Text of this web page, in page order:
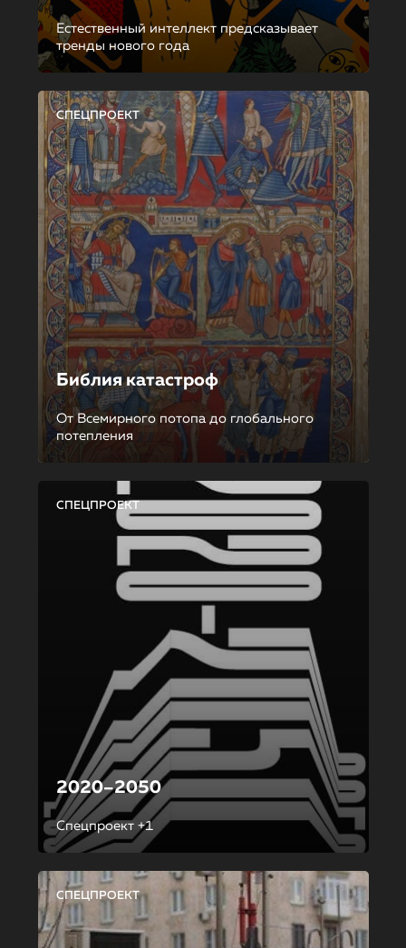
Естественный интеллект предсказывает
тренды нового года
СПЕЦПРОЕКТ
Библия катастроф
От Всемирного потопа до глобального
потепления
СПЕЦПРОЕКТ
2020–2050
Спецпроект +1
СПЕЦПРОЕКТ